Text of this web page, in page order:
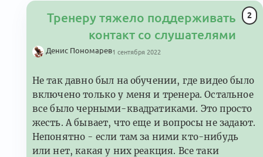
Тренеру тяжело поддерживать
контакт со слушателями
Денис Пономарев1 сентября 2022
2
Не так давно был на обучении, где видео было
включено только у меня и тренера. Остальное
все было черными-квадратиками. Это просто
жесть. А бывает, что еще и вопросы не задают.
Непонятно - если там за ними кто-нибудь
или нет, какая у них реакция. Все таки